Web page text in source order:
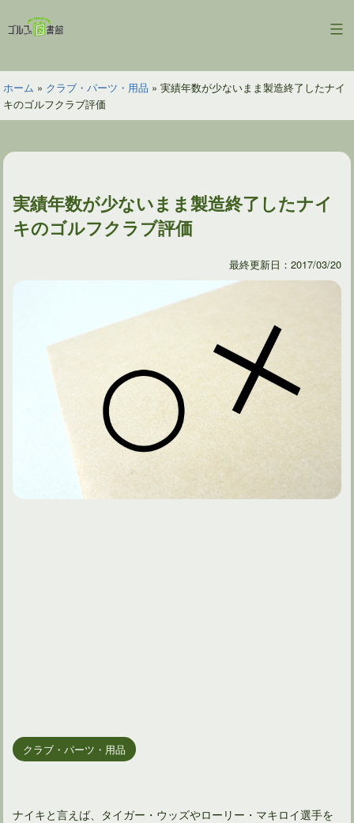
ン
ツ
へ
ス
ッ
ゴ
フ
の
図
ホーム » クラブ・パーツ・用品 » 実績年数が少ないまま製造終了したナイ
キのゴルフクラブ評価
実績年数が少ないまま製造終了したナイ
キのゴルフクラブ評価
最終更新日：2017/03/20
クラブ・パーツ・用品
ナイキと言えば、タイガー・ウッズやローリー・マキロイ選手を